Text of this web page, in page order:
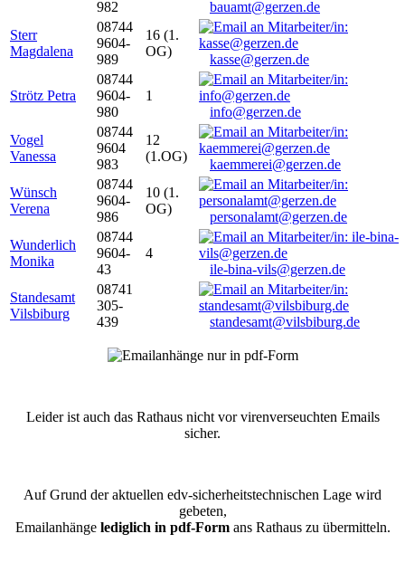
982
bauamt@gerzen.de
Sterr
Magdalena
08744
9604-
989
16 (1.
OG)
kasse@gerzen.de
Strötz Petra
08744
9604-
980
1
info@gerzen.de
Vogel
Vanessa
08744
9604
983
12
(1.OG)
kaemmerei@gerzen.de
Wünsch
Verena
08744
9604-
986
10 (1.
OG)
personalamt@gerzen.de
Wunderlich
Monika
08744
9604-
43
4
ile-bina-vils@gerzen.de
Standesamt
Vilsbiburg
08741
305-
439
standesamt@vilsbiburg.de
Leider ist auch das Rathaus nicht vor virenverseuchten Emails
sicher.
Auf Grund der aktuellen edv-sicherheitstechnischen Lage wird
gebeten,
Emailanhänge lediglich in pdf-Formans Rathaus zu übermitteln.